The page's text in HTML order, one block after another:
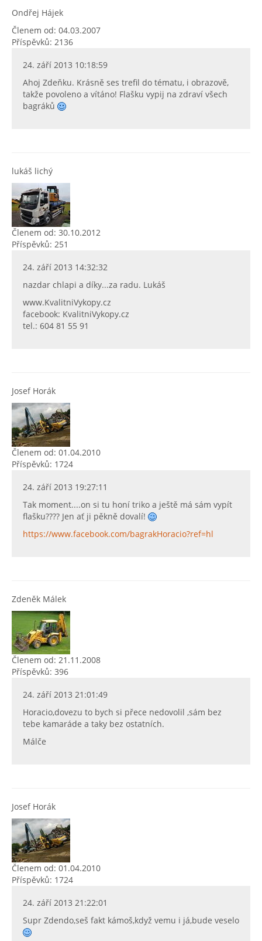
Ondřej Hájek
Členem od: 04.03.2007
Příspěvků: 2136
24. září 2013 10:18:59
Ahoj Zdeňku. Krásně ses trefil do tématu, i obrazově,
takže povoleno a vítáno! Flašku vypij na zdraví všech
bagráků
lukáš lichý
Členem od: 30.10.2012
Příspěvků: 251
24. září 2013 14:32:32
nazdar chlapi a díky...za radu. Lukáš
www.KvalitniVykopy.cz
facebook: KvalitniVykopy.cz
tel.: 604 81 55 91
Josef Horák
Členem od: 01.04.2010
Příspěvků: 1724
24. září 2013 19:27:11
Tak moment....on si tu honí triko a ještě má sám vypít
flašku???? Jen ať ji pěkně dovalí!
https://www.facebook.com/bagrakHoracio?ref=hl
Zdeněk Málek
Členem od: 21.11.2008
Příspěvků: 396
24. září 2013 21:01:49
Horacio,dovezu to bych si přece nedovolil ,sám bez
tebe kamaráde a taky bez ostatních.
Málče
Josef Horák
Členem od: 01.04.2010
Příspěvků: 1724
24. září 2013 21:22:01
Supr Zdendo,seš fakt kámoš,když vemu i já,bude veselo